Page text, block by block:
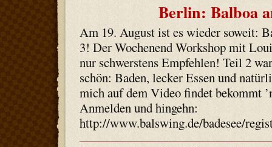
Berlin: Balboa
Am 19. August ist es wieder soweit:
3! Der Wochenend Workshop mit
nur schwerstens Empfehlen! Teil 2
schön: Baden, lecker Essen und
mich auf dem Video findet bekommt
Anmelden und hingehn:
http://www.balswing.de/badesee/